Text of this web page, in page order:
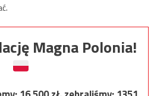
Magna Polonia!